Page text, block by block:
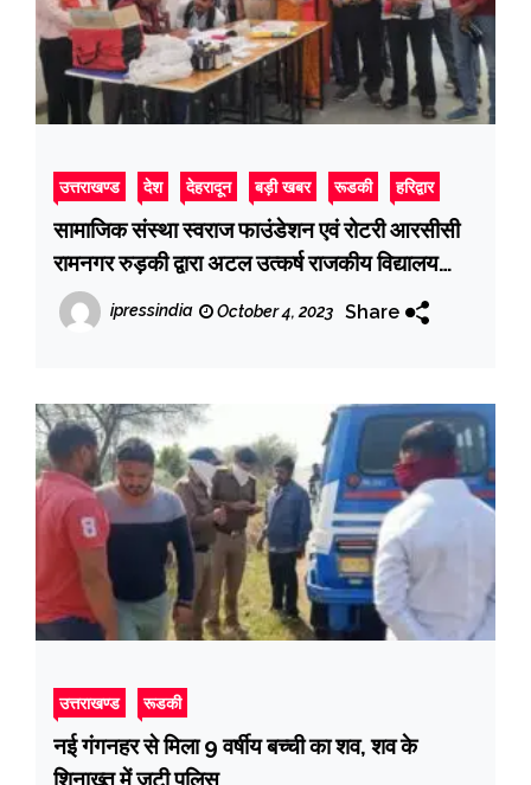
उत्तराखण्ड देश देहरादून बड़ी खबर रूडकी हरिद्वार
सामाजिक संस्था स्वराज फाउंडेशन एवं रोटरी आरसीसी
रामनगर रुड़की द्वारा अटल उत्कर्ष राजकीय विद्यालय
(जीआईसी) में स्वास्थ्य जागरूकता शिविर का आयोजन
किया गया
ipressindia October 4, 2023 Share
उत्तराखण्ड रूडकी
नई गंगनहर से मिला 9 वर्षीय बच्ची का शव, शव के
शिनाख्त में जुटी पुलिस